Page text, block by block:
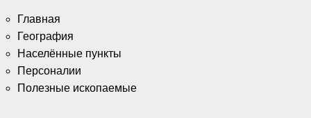
Главная
География
Населённые пункты
Персоналии
Полезные ископаемые